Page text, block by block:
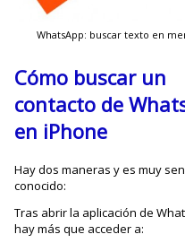
WhatsApp: buscar texto en
Cómo buscar un
contacto de
en iPhone
Hay dos maneras y es muy
conocido:
Tras abrir la aplicación de
hay más que acceder a: